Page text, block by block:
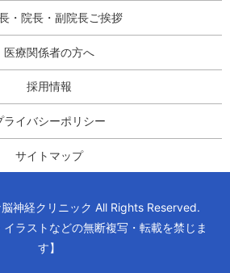
・院長・副院長ご挨拶
医療関係者の方へ
採用情報
ライバシーポリシー
サイトマップ
神経クリニック All Rights Reserved.
イラストなどの無断複写・転載を禁じま
す】